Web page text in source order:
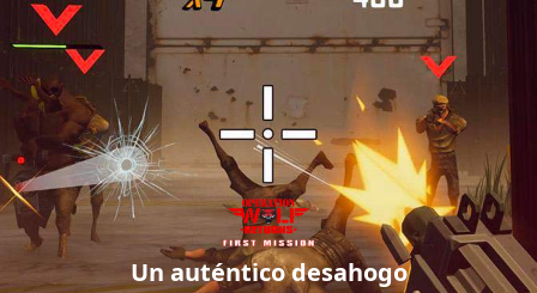
Un auténtico desahogo